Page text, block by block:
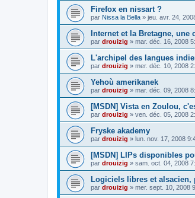
Firefox en nissart ?
par Nissa la Bella » jeu. avr. 24,
Internet et la Bretagne, une
par drouizig » mar. déc. 16, 2008
L'archipel des langues
par drouizig » mer. déc. 10, 2008
Yehoù amerikanek
par drouizig » mar. déc. 09, 2008
[MSDN] Vista en Zoulou,
par drouizig » ven. déc. 05, 2008
Fryske akademy
par drouizig » lun. nov. 17, 2008
[MSDN] LIPs disponibles
par drouizig » sam. oct. 04, 2008
Logiciels libres et alsacien,
par drouizig » mer. sept. 10, 2008